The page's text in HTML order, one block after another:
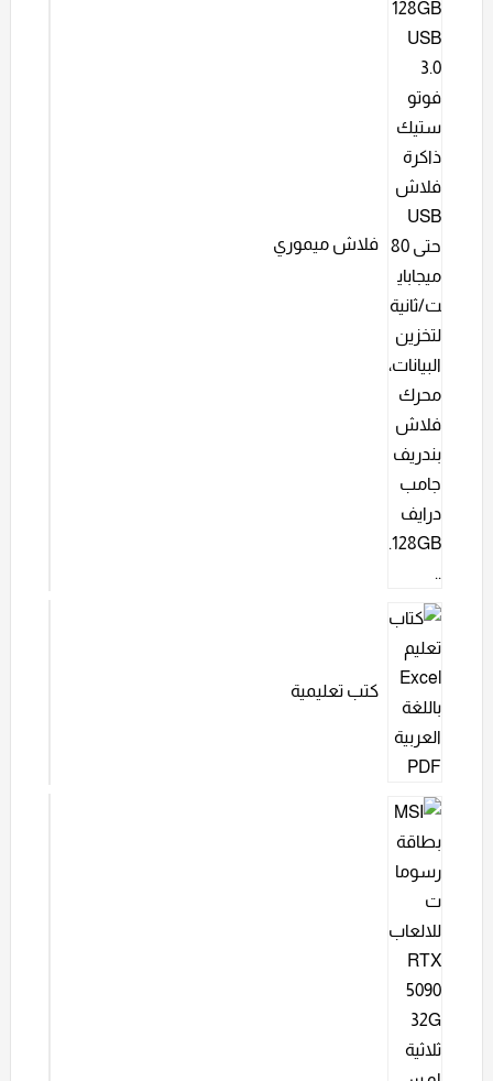
فلاش ميموري
كتب تعليمية